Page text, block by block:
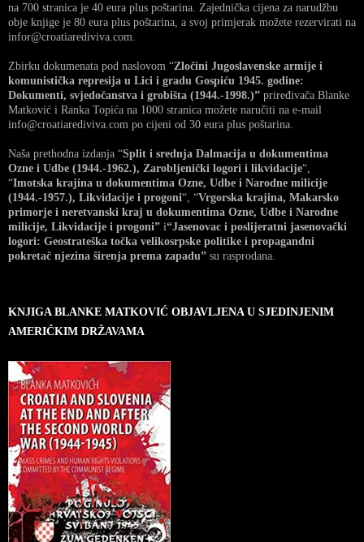
na 700 stranica je 40 eura plus poštarina. Zajednička cijena za narudžbu
obje knjige je 80 eura plus poštarina, a svoj primjerak možete rezervirati na
infor@croatiarediviva.com.
Zbirku dokumenata pod naslovom “Zločini Jugoslavenske armije i
komunistička represija u Lici i gradu Gospiću 1945. godine:
Dokumenti, svjedočanstva i grobišta (1944.-1998.)” priređivača Blanke
Matković i Ranka Topića na 1000 stranica možete naručiti na e-mail
info@croatiarediviva.com po cijeni od 30 eura plus poštarina.
Naša prethodna izdanja “Split i srednja Dalmacija u dokumentima
Ozne i Udbe (1944.-1962.), Zarobljenički logori i likvidacije“,
“Imotska krajina u dokumentima Ozne, Udbe i Narodne milicije
(1944.-1957.), Likvidacije i progoni“, “Vrgorska krajina, Makarsko
primorje i neretvanski kraj u dokumentima Ozne, Udbe i Narodne
milicije, Likvidacije i progoni” i“Jasenovac i poslijeratni jasenovački
logori: Geostrateška točka velikosrpske politike i propagandni
pokretač njezina širenja prema zapadu” su rasprodana.
KNJIGA BLANKE MATKOVIĆ OBJAVLJENA U SJEDINJENIM
AMERIČKIM DRŽAVAMA